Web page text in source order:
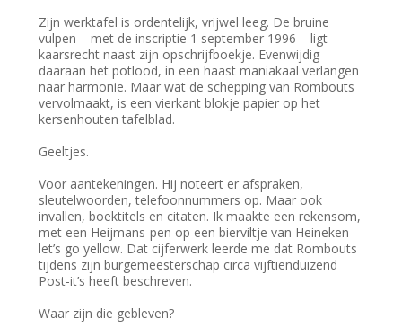
Zijn werktafel is ordentelijk, vrijwel leeg. De bruine
vulpen – met de inscriptie 1 september 1996 – ligt
kaarsrecht naast zijn opschrijfboekje. Evenwijdig
daaraan het potlood, in een haast maniakaal verlangen
naar harmonie. Maar wat de schepping van Rombouts
vervolmaakt, is een vierkant blokje papier op het
kersenhouten tafelblad.
Geeltjes.
Voor aantekeningen. Hij noteert er afspraken,
sleutelwoorden, telefoonnummers op. Maar ook
invallen, boektitels en citaten. Ik maakte een rekensom,
met een Heijmans-pen op een bierviltje van Heineken –
let’s go yellow. Dat cijferwerk leerde me dat Rombouts
tijdens zijn burgemeesterschap circa vijftienduizend
Post-it’s heeft beschreven.
Waar zijn die gebleven?